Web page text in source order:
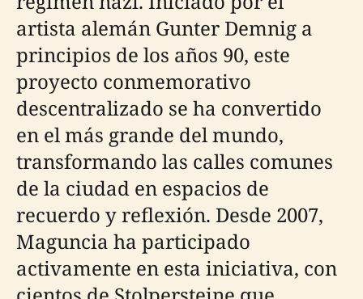
artista alemán Gunter Demnig a
principios de los años 90, este
proyecto conmemorativo
descentralizado se ha convertido
en el más grande del mundo,
transformando las calles comunes
de la ciudad en espacios de
recuerdo y reflexión. Desde 2007,
Maguncia ha participado
activamente en esta iniciativa, con